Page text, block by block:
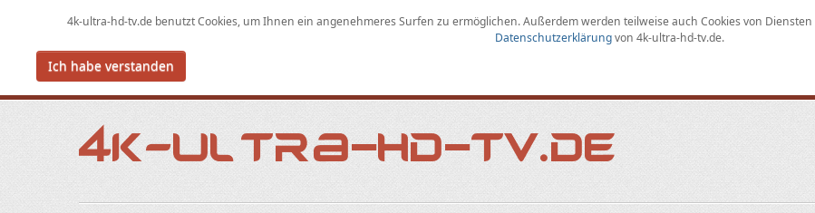
4k-ultra-hd-tv.de benutzt Cookies, umIhnen ein angenehmeres Surfen zu ermöglichen.Außerdem werden teilweise auch Cookies von
Datenschutzerklärungvon 4k-ultra-hd-tv.de.
Ich habe verstanden